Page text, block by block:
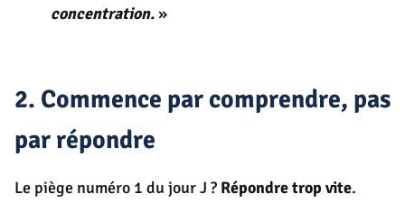
concentration.»
2. Commence par comprendre, pas
par répondre
Le piège numéro 1 du jour J ? Répondre trop vite.